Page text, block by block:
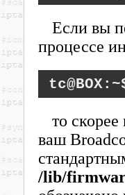
Если вы
процессе
то
ваш
/lib/